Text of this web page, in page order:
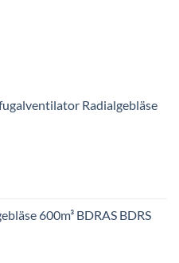
Radialgebläse
600m³ BDRAS BDRS